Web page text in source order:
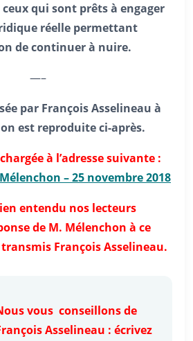
qui sont prêts à engager
réelle permettant
de continuer à nuire.
—–
par François Asselineau à
est reproduite ci-après.
à l’adresse suivante :
– 25 novembre 2018
entendu nos lecteurs
de M. Mélenchon à ce
François Asselineau.
vous conseillons de
Asselineau : écrivez